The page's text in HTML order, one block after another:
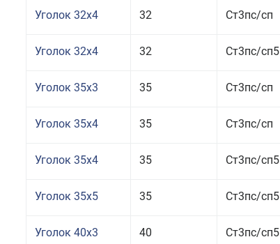
Уголок 32x4 32 Ст3пс/сп
Уголок 32x4 32 Ст3пс/сп5
Уголок 35x3 35 Ст3пс/сп
Уголок 35x4 35 Ст3пс/сп
Уголок 35x4 35 Ст3пс/сп5
Уголок 35x5 35 Ст3пс/сп5
Уголок 40x3 40 Ст3пс/сп5